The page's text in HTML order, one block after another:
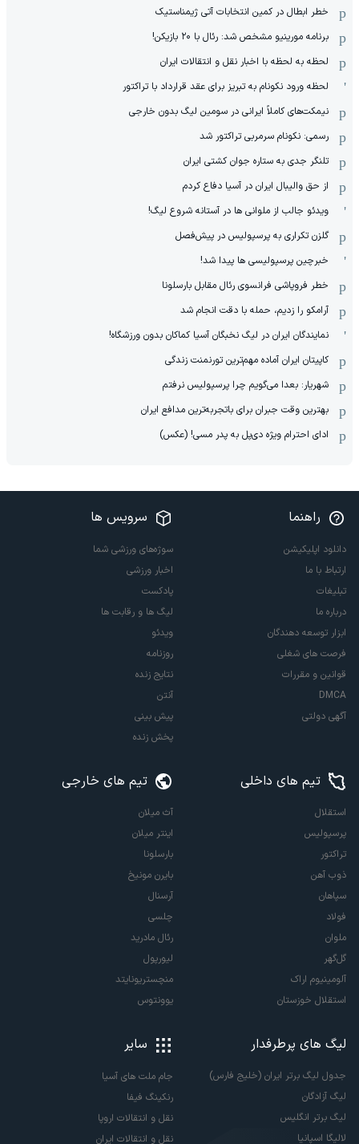
خطر ابطال در کمین انتخابات آتی ژیمناستیک
برنامه مورینیو مشخص شد: رئال با ۲۰ بازیکن!
لحظه به لحظه با اخبار نقل و انتقالات ایران
لحظه ورود نکونام به تبریز برای عقد قرارداد با تراکتور
نیمکت‌های کاملاً ایرانی در سومین لیگ بدون خارجی
رسمی: نکونام سرمربی تراکتور شد
تلنگر جدی به ستاره جوان کشتی ایران
از حق والیبال ایران در آسیا دفاع کردم
ویدئو جالب از ملوانی ها در آستانه شروع لیگ!
گلزن تکراری به پرسپولیس در پیش‌فصل
خبرچین پرسپولیسی ها پیدا شد!
خطر فروپاشی فرانسوی رئال مقابل بارسلونا
آرامکو را زدیم، حمله با دقت انجام شد
نمایندگان ایران در لیگ نخبگان آسیا کماکان بدون ورزشگاه!
کاپیتان ایران آماده مهم‌ترین تورنمنت زندگی
شهریار: بعدا می‌گویم چرا پرسپولیس نرفتم
بهترین وقت جبران برای باتجربه‌ترین مدافع ایران
ادای احترام ویژه دی‌پل به پدر مسی! (عکس)
راهنما
دانلود اپلیکیشن
ارتباط با ما
تبلیغات
درباره ما
ابزار توسعه دهندگان
فرصت های شغلی
قوانین و مقررات
DMCA
آگهی دولتی
سرویس ها
سوژه‌های ورزشی شما
اخبار ورزشی
پادکست
لیگ ها و رقابت ها
ویدئو
روزنامه
نتایج زنده
آنتن
پیش بینی
پخش زنده
تیم های داخلی
استقلال
پرسپولیس
تراکتور
ذوب آهن
سپاهان
فولاد
ملوان
گل‌گهر
آلومینیوم اراک
استقلال خوزستان
تیم های خارجی
آث میلان
اینتر میلان
بارسلونا
بایرن مونیخ
آرسنال
چلسی
رئال مادرید
لیورپول
منچستریونایتد
یوونتوس
لیگ های پرطرفدار
جدول لیگ برتر ایران (خلیج فارس)
لیگ آزادگان
لیگ برتر انگلیس
لالیگا اسپانیا
سایر
جام ملت های آسیا
رنکینگ فیفا
نقل و انتقالات اروپا
نقل و انتقالات ایران